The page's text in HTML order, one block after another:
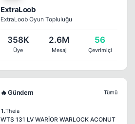
ExtraLoob
ExtraLoob Oyun Topluluğu
358K
Üye
2.6M
Mesaj
56
Çevrimiçi
🔥 Gündem Tümü
1.Theia
WTS 131 LV WARİOR WARLOCK ACONUT